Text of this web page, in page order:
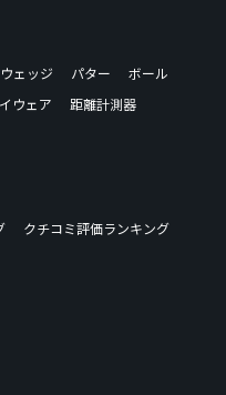
ウェッジ パター
ボール
ウェア
距離計測器
クチコミ評価ランキング